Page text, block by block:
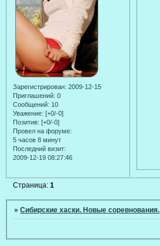
Зарегистрирован: 2009-12-15
Приглашений: 0
Сообщений: 10
Уважение: [+0/-0]
Позитив: [+0/-0]
Провел на форуме:
5 часов 8 минут
Последний визит:
2009-12-19 08:27:46
Страница:1
»Сибирские хаски. Новые соревнования.